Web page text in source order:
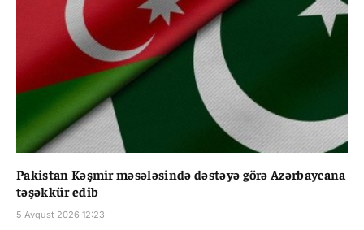
Pakistan Kəşmir məsələsində dəstəyə görə Azərbaycana
təşəkkür edib
5 Avqust 2026 12:23